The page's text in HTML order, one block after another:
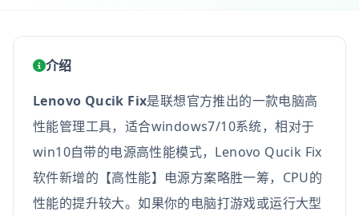
介绍
Lenovo Qucik Fix是联想官方推出的一款电脑高
性能管理工具，适合windows7/10系统，相对于
win10自带的电源高性能模式，Lenovo Qucik Fix
软件新增的【高性能】电源方案略胜一筹，CPU的
性能的提升较大。如果你的电脑打游戏或运行大型